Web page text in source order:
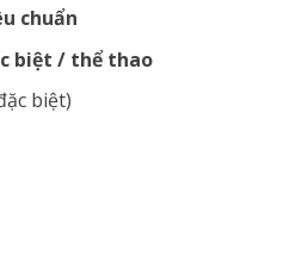
chuẩn
biệt / thể thao
biệt)